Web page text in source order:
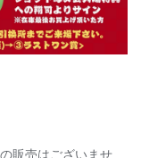
販売はございませ